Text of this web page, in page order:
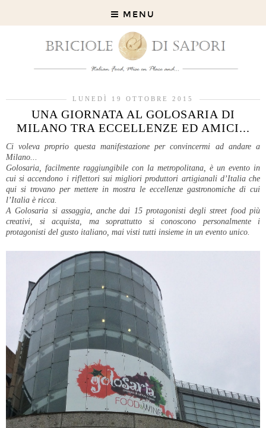
MENU
LUNEDÌ 19 OTTOBRE 2015
UNA GIORNATA AL GOLOSARIA DI
MILANO TRA ECCELLENZE ED AMICI...
Ci voleva proprio questa manifestazione per convincermi ad andare a
Milano...
Golosaria, facilmente raggiungibile con la metropolitana, è un evento in
cui si accendono i riflettori sui migliori produttori artigianali d’Italia che
qui si trovano per mettere in mostra le eccellenze gastronomiche di cui
l’Italia è ricca.
A Golosaria si assaggia, anche dai 15 protagonisti degli street food più
creativi, si acquista, ma soprattutto si conoscono personalmente i
protagonisti del gusto italiano, mai visti tutti insieme in un evento unico.